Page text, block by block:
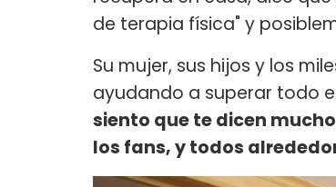
de terapia física" y
Su mujer, sus hijos y los
ayudando a superar todo
siento que te dicen
los fans, y todos